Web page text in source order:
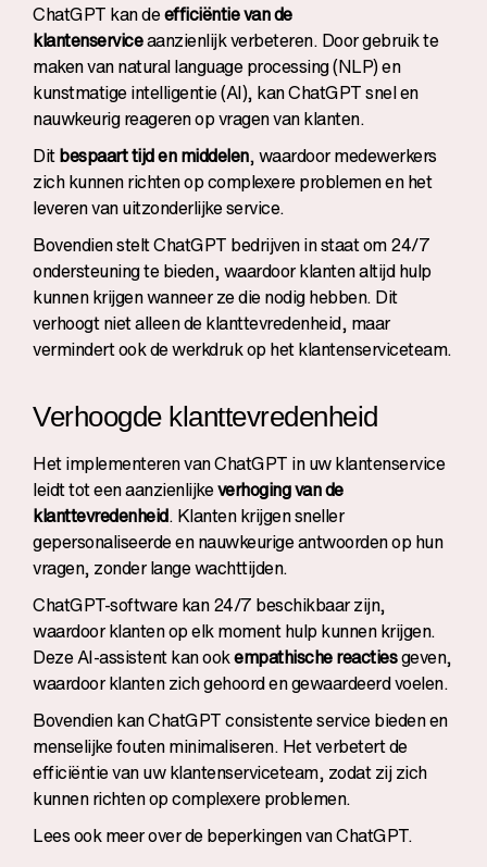
ChatGPT kan deefficiëntie van de
klantenserviceaanzienlijk verbeteren. Door gebruik te
maken van natural language processing (NLP) en
kunstmatige intelligentie (AI), kan ChatGPT snel en
nauwkeurig reageren op vragen van klanten.
Ditbespaart tijd en middelen, waardoor medewerkers
zich kunnen richten op complexere problemen en het
leveren van uitzonderlijke service.
Bovendien steltChatGPT bedrijven in staat om 24/7
ondersteuning te bieden, waardoor klanten altijd hulp
kunnen krijgen wanneer ze die nodig hebben. Dit
verhoogt niet alleen de klanttevredenheid, maar
vermindert ook de werkdruk op het klantenserviceteam.
Verhoogde klanttevredenheid
Het implementeren van ChatGPT in uw klantenservice
leidt tot een aanzienlijkeverhoging van de
klanttevredenheid. Klanten krijgen sneller
gepersonaliseerde en nauwkeurige antwoorden op hun
vragen, zonder lange wachttijden.
ChatGPT-software kan 24/7 beschikbaar zijn,
waardoor klanten op elk moment hulp kunnen krijgen.
Deze AI-assistent kan ookempathische reactiesgeven,
waardoor klanten zich gehoord en gewaardeerd voelen.
Bovendien kan ChatGPT consistente service bieden en
menselijke fouten minimaliseren. Het verbetert de
efficiëntie van uw klantenserviceteam, zodat zij zich
kunnen richten op complexere problemen.
Lees ook meer over debeperkingen van ChatGPT.